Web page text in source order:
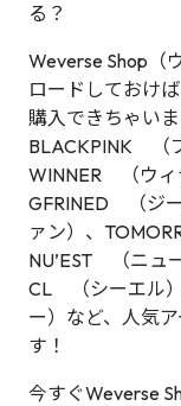
る？
Weverse Shop（
ロードしておけ
購入できちゃい
BLACKPINK （
WINNER （ウィ
GFRINED （ジ
ァン）、
NU’EST （ニ
CL （シーエル）
ー）など、人気
す！
今すぐWeverse